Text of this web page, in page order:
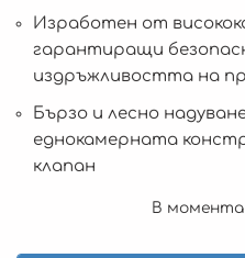
Изработен от
гарантиращи
издръжливостта на
Бързо и лесно
еднокамерната
клапан
В момента